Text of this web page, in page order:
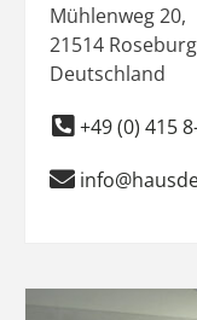
Mühlenweg 20,
21514 Roseburg
Deutschland
+49 (0) 415